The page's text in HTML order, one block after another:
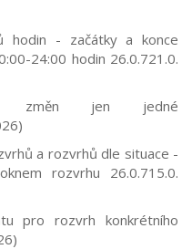
hodin - začátky a konce
24:00 hodin 26.0.721.0.
změn jen jedné
a rozvrhů dle situace -
rozvrhu 26.0.715.0.
pro rozvrh konkrétního